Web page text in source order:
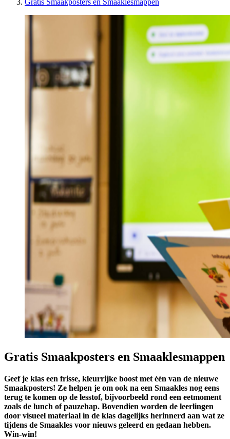
Gratis Smaakposters en Smaaklesmappen
Gratis Smaakposters en Smaaklesmappen
Geef je klas een frisse, kleurrijke boost met één van de nieuwe
Smaakposters! Ze helpen je om ook na een Smaakles nog eens
terug te komen op de lesstof, bijvoorbeeld rond een eetmoment
zoals de lunch of pauzehap. Bovendien worden de leerlingen
door visueel materiaal in de klas dagelijks herinnerd aan wat ze
tijdens de Smaakles voor nieuws geleerd en gedaan hebben.
Win-win!